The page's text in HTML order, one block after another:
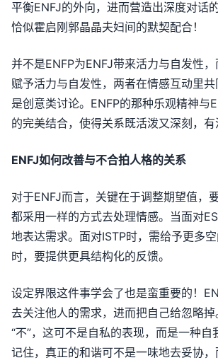
平衡ENFJ的外向，进而营造出深度对话
恰似霍启刚郭晶晶夫妇间的默契配合！
并不是ENFP为ENFJ带来活力与自发性
赋予活力与自发性，两者在情感互动里
是创意类讨论。ENFP的那种乐观精神与
的完美结合，使得关系既活泼又深刻，有
ENFJ如何改善与不合拍人格的关系
对于ENFJ而言，关键在于调整期望值，
都采用一样的方式去处理情感。当面对
地表达需求。面对ISTP时，需给予更多
时，要提供更具结构化的反馈。
设定界限这件事学会了也是蛮重要的！
去关注他人的需求，进而把自己给忽略
“不”，这可不是自私的表现，而是一种自
记住，真正的和谐可不是一味地去妥协